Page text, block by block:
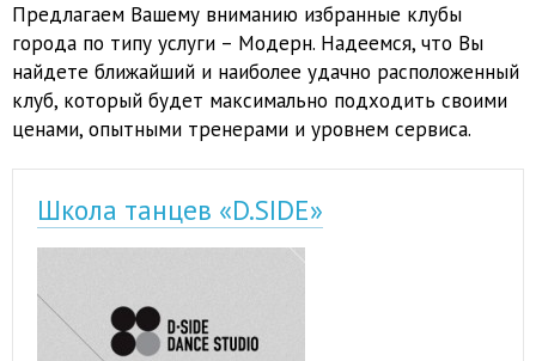
Предлагаем Вашему вниманию избранные клубы
города по типу услуги – Модерн. Надеемся, что Вы
найдете ближайший и наиболее удачно расположенный
клуб, который будет максимально подходить своими
ценами, опытными тренерами и уровнем сервиса.
Школа танцев «D.SIDE»